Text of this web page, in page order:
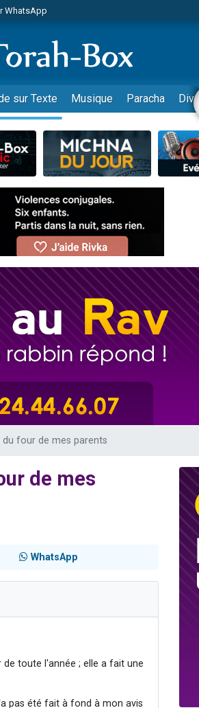
WhatsApp
1 Journée de Vacances Pour les Enfants
WhatsApp
sur Zoom
Diane, 80 ans, dans un appartement
WhatsApp
WhatsApp
5 jours de vacances aux Orphelins
WhatsApp
Sauvez la jambe de Yohan
sur Zoom
WhatsApp
WhatsApp
WhatsApp
sur Texte Musique Paracha
four de mes parents
de mes
WhatsApp
toute l'année ; elle a fait une
pas été fait à fond à mon avis